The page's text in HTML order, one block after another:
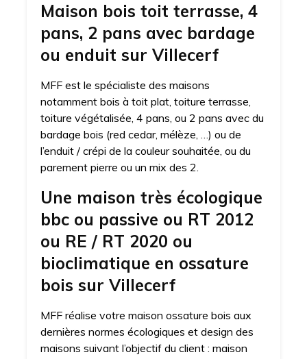
Maison bois toit terrasse, 4
pans, 2 pans avec bardage
ou enduit sur Villecerf
MFF est le spécialiste des maisons
notamment bois à toit plat, toiture terrasse,
toiture végétalisée, 4 pans, ou 2 pans avec du
bardage bois (red cedar, mélèze, …) ou de
l’enduit / crépi de la couleur souhaitée, ou du
parement pierre ou un mix des 2.
Une maison très écologique
bbc ou passive ou RT 2012
ou RE / RT 2020 ou
bioclimatique en ossature
bois sur Villecerf
MFF réalise votre maison ossature bois aux
dernières normes écologiques et design des
maisons suivant l’objectif du client : maison